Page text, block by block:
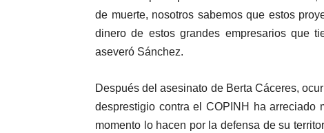
de muerte, nosotros sabemos que estos
dinero de estos grandes empresarios que
aseveró Sánchez.
Después del asesinato de Berta Cáceres,
desprestigio contra el COPINH ha arreciado
momento lo hacen por la defensa de su